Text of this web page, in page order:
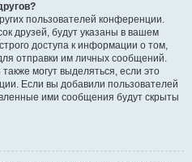
пользователей конференции.
друзей, будут указаны в вашем
доступа к информации о том,
отправки им личных сообщений.
могут выделяться, если это
Если вы добавили пользователей
ими сообщения будут скрыты